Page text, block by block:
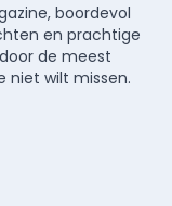
boordevol
en prachtige
de meest
niet wilt missen.